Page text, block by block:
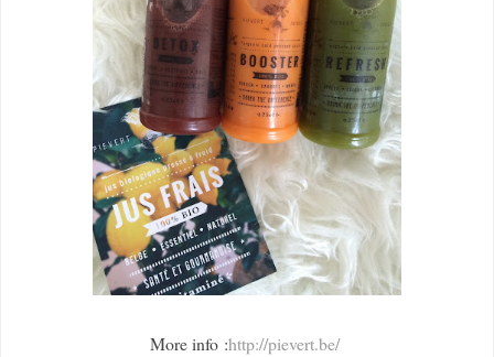
More info :http://pievert.be/